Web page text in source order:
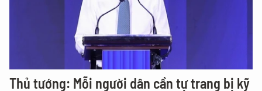
Thủ tướng: Mỗi người dân cần tự trang bị kỹ